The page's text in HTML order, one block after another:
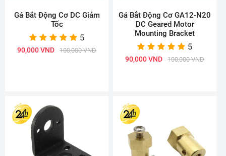
Gá Bắt Động Cơ DC Giảm
Tốc
5
90,000 VND 100,000 VND
Gá Bắt Động Cơ GA12-N20
DC Geared Motor
Mounting Bracket
5
90,000 VND 100,000 VND